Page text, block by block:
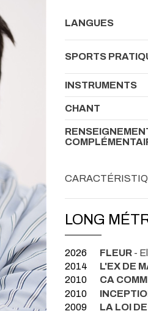
LANGUES
SPORTS
INSTRUMENTS
CHANT
LONG
2026 FLEUR -
2014
L'EX DE
2010
CA
2010
2009
LA LOI